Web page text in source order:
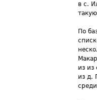
в с.
По
из из
из д.